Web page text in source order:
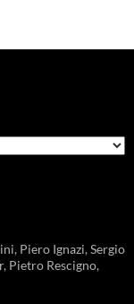
Piero Ignazi, Sergio
Pietro Rescigno,